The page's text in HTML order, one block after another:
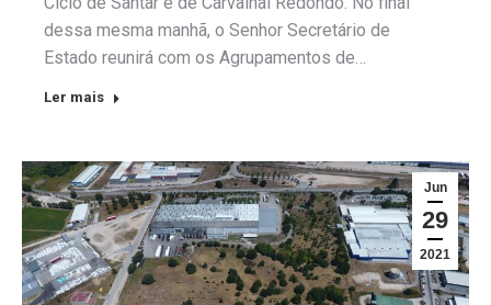
dessa mesma manhã, o Senhor Secretário de
Estado reunirá com os Agrupamentos de…
Ler mais
Jun
29
2021